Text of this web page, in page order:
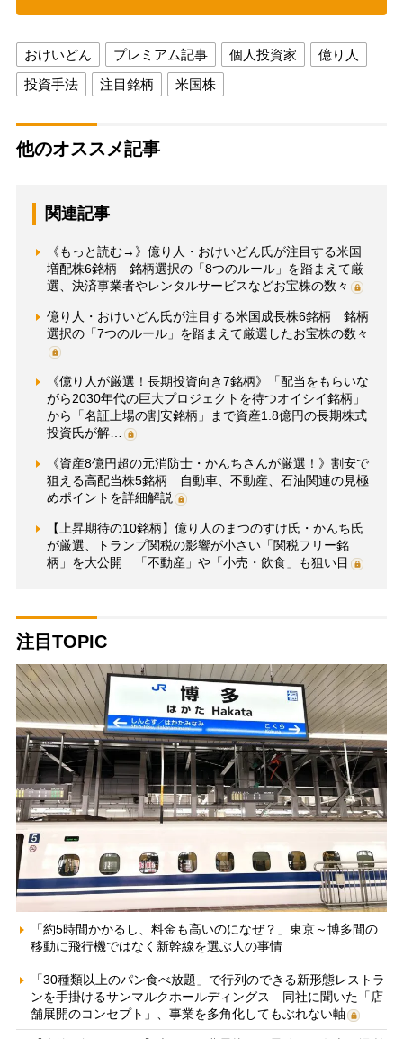
おけいどん プレミアム記事 個人投資家
億り人
投資手法
注目銘柄 米国株
他のオススメ記事
関連記事
《もっと読む→》億り人・おけいどん氏が注目する米国
増配株6銘柄 銘柄選択の「8つのルール」を踏まえて厳
選、決済事業者やレンタルサービスなどお宝株の数々
億り人・おけいどん氏が注目する米国成長株6銘柄 銘柄
選択の「7つのルール」を踏まえて厳選したお宝株の数々
《億り人が厳選！長期投資向き7銘柄》「配当をもらいな
がら2030年代の巨大プロジェクトを待つオイシイ銘柄」
から「名証上場の割安銘柄」まで資産1.8億円の長期株式
投資氏が解…
《資産8億円超の元消防士・かんちさんが厳選！》割安で
狙える高配当株5銘柄 自動車、不動産、石油関連の見極
めポイントを詳細解説
【上昇期待の10銘柄】億り人のまつのすけ氏・かんち氏
が厳選、トランプ関税の影響が小さい「関税フリー銘
柄」を大公開 「不動産」や「小売・飲食」も狙い目
注目TOPIC
「約5時間かかるし、料金も高いのになぜ？」東京～博多間の
移動に飛行機ではなく新幹線を選ぶ人の事情
「30種類以上のパン食べ放題」で行列のできる新形態レストラ
ンを手掛けるサンマルクホールディングス 同社に聞いた「店
舗展開のコンセプト」、事業を多角化してもぶれない軸